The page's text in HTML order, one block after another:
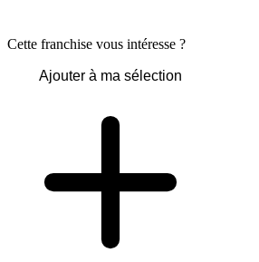
Cette franchise vous intéresse ?
Ajouter à ma sélection